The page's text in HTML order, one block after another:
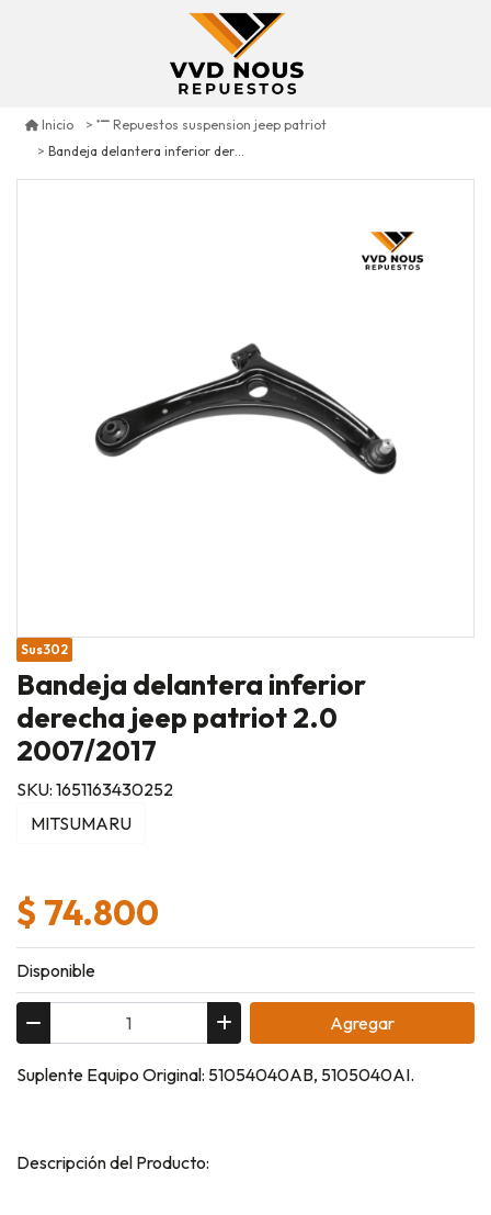
Inicio
Repuestos suspension jeep patriot
Bandeja delantera inferior derecha jeep patriot 2.0 2007/2017
Sus302
Bandeja delantera inferior
derecha jeep patriot 2.0
2007/2017
SKU: 1651163430252
MITSUMARU
$ 74.800
Disponible
Agregar
Suplente Equipo Original: 51054040AB, 5105040AI.
Descripción del Producto: